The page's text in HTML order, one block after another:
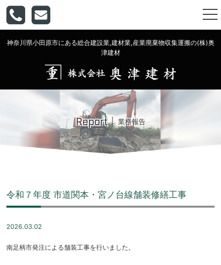
神奈川県小田原市にある総合建設業,建材業,産業廃棄物収集運搬の(株)奥
津建材
Report 業務報告
令和７年度 市道関本・宮ノ台線舗装修繕工事
2026.03.02
南足柄市発注による舗装工事を行いました。